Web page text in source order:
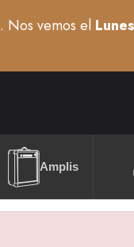
. Nos vemos el
Amplis